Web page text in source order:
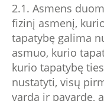
2.1. Asmens
fizinį asmenį,
tapatybę galima
asmuo, kurio
kurio tapatybę
nustatyti, visų
vardą ir pavardę,